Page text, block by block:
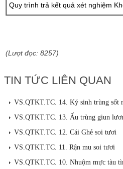
Quy trình trả kết quả xét nghiệm
(Lượt đọc: 8257)
TIN TỨC LIÊN QUAN
VS.QTKT.TC. 14. Ký sinh trùng sốt
VS.QTKT.TC. 13. Ấu trùng giun
VS.QTKT.TC. 12. Cái Ghẻ soi tươi
VS.QTKT.TC. 11. Rận mu soi tươi
VS.QTKT.TC. 10. Nhuộm mực tàu